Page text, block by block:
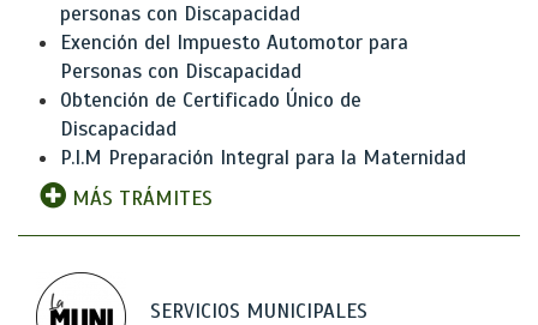
personas con Discapacidad
Exención del Impuesto Automotor para
Personas con Discapacidad
Obtención de Certificado Único de
Discapacidad
P.I.M Preparación Integral para la Maternidad
MÁS TRÁMITES
SERVICIOS MUNICIPALES